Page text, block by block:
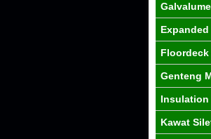
Galvalume
Expanded
Genteng
Insulation
Kawat